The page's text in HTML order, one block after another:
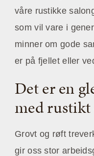
våre rustikke
som vil vare i
minner om gode
er på fjellet eller
Det er en
med rustikt
Grovt og røft
gir oss stor